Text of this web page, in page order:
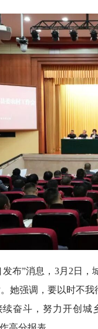
发布”消息，3月2日
她强调，要以时不
续奋斗，努力开创城